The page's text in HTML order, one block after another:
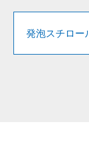
発泡スチロー